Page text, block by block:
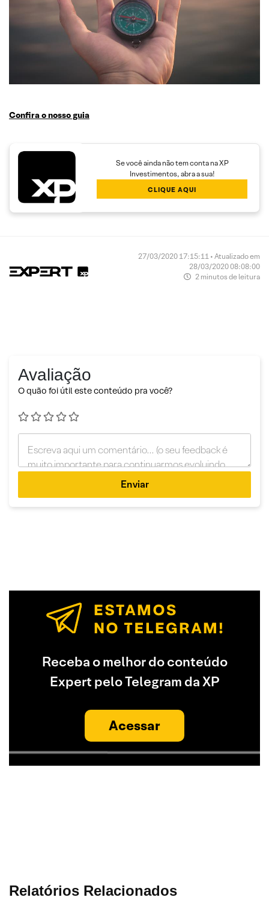
Confira o nosso guia
Se você ainda não tem conta na XP
Investimentos, abra a sua!
CLIQUE AQUI
27/03/2020 17:15:11 • Atualizado em
28/03/2020 08:08:00
2 minutos de leitura
Avaliação
O quão foi útil este conteúdo pra você?
Enviar
Receba o melhor do conteúdo
Expert pelo Telegram da XP
Acessar
Relatórios Relacionados